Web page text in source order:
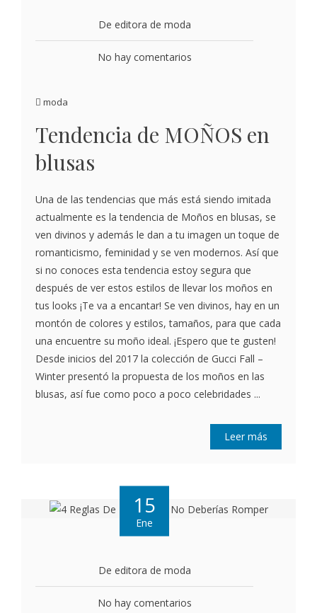
De editora de moda
No hay comentarios
moda
Tendencia de MOÑOS en
blusas
Una de las tendencias que más está siendo imitada
actualmente es la tendencia de Moños en blusas, se
ven divinos y además le dan a tu imagen un toque de
romanticismo, feminidad y se ven modernos. Así que
si no conoces esta tendencia estoy segura que
después de ver estos estilos de llevar los moños en
tus looks ¡Te va a encantar! Se ven divinos, hay en un
montón de colores y estilos, tamaños, para que cada
una encuentre su moño ideal. ¡Espero que te gusten!
Desde inicios del 2017 la colección de Gucci Fall –
Winter presentó la propuesta de los moños en las
blusas, así fue como poco a poco celebridades ...
Leer más
15
Ene
De editora de moda
No hay comentarios